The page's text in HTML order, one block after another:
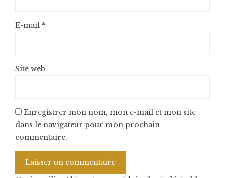
E-mail *
Site web
Enregistrer mon nom, mon e-mail et mon site
dans le navigateur pour mon prochain
commentaire.